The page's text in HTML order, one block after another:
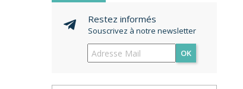
Restez informés
Souscrivez à notre newsletter
OK